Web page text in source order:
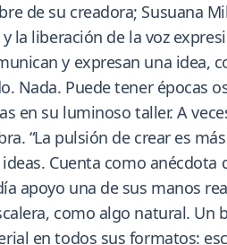
de su creadora; Susuana
la liberación de la voz
y expresan una idea,
Nada. Puede tener
en su luminoso taller. A
“La pulsión de crear es
Cuenta como
apoyo una de sus manos
como algo natural. Un
en todos sus formatos: